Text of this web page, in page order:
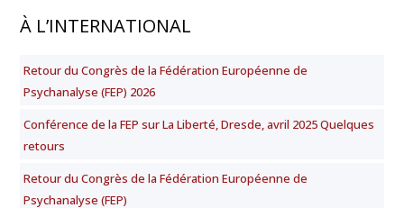
À L’INTERNATIONAL
Retour du Congrès de la Fédération Européenne de
Psychanalyse (FEP) 2026
Conférence de la FEP sur La Liberté, Dresde, avril 2025 Quelques
retours
Retour du Congrès de la Fédération Européenne de
Psychanalyse (FEP)